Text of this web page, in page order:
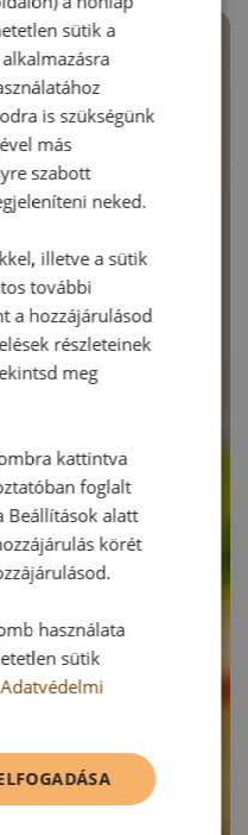
sütik a
is szükségünk
más
szabott
neked.
illetve a sütik
további
a hozzájárulásod
részleteinek
meg
kattintva
foglalt
Beállítások alatt
körét
használata
sütik
Adatvédelmi